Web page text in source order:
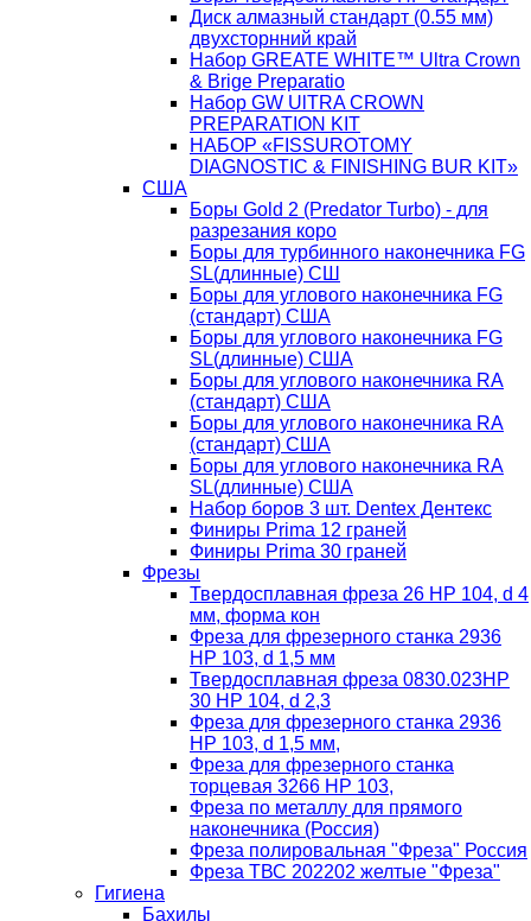
Диск алмазный стандарт (0.55 мм)
двухсторнний край
Набор GREATE WHITE™ Ultra Crown
& Brige Preparatio
Набор GW UlTRA CROWN
PREPARATION KIT
НАБОР «FISSUROTOMY
DIAGNOSTIC & FINISHING BUR KIT»
США
Боры Gold 2 (Predator Turbo) - для
разрезания коро
Боры для турбинного наконечника FG
SL(длинные) CШ
Боры для углового наконечника FG
(стандарт) США
Боры для углового наконечника FG
SL(длинные) CША
Боры для углового наконечника RA
(стандарт) США
Боры для углового наконечника RA
(стандарт) США
Боры для углового наконечника RA
SL(длинные) CША
Набор боров 3 шт. Dentex Дентекс
Финиры Prima 12 граней
Финиры Prima 30 граней
Фрезы
Твердосплавная фреза 26 HP 104, d 4
мм, форма кон
Фреза для фрезерного станка 2936
HP 103, d 1,5 мм
Твердосплавная фреза 0830.023HP
30 HP 104, d 2,3
Фреза для фрезерного станка 2936
HP 103, d 1,5 мм,
Фреза для фрезерного станка
торцевая 3266 HP 103,
Фреза по металлу для прямого
наконечника (Россия)
Фреза полировальная "Фреза" Россия
Фреза ТВС 202202 желтые "Фреза"
Гигиена
Бахилы